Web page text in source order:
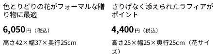
色とりどりの花がフォーマルな贈
り物に最適
6,050 円（税込）
高さ42×幅37×奥行25cm
さりげなく添えられたラフィアが
ポイント
4,400 円（税込）
高さ25×幅25×奥行25cm（花サイ
ズ）